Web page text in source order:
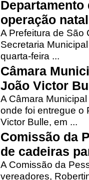
operação
A Prefeitura de São
Secretaria
quarta-feira ...
Câmara
João Victor
A Câmara
onde foi entregue o
Victor Bulle, em ...
Comissão da
de cadeiras
A Comissão da
vereadores,